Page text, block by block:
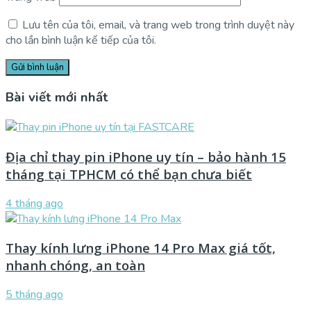
Lưu tên của tôi, email, và trang web trong trình duyệt này
cho lần bình luận kế tiếp của tôi.
Bài viết mới nhất
Địa chỉ thay pin iPhone uy tín – bảo hành 15
tháng tại TPHCM có thể bạn chưa biết
4 tháng ago
Thay kính lưng iPhone 14 Pro Max giá tốt,
nhanh chóng, an toàn
5 tháng ago